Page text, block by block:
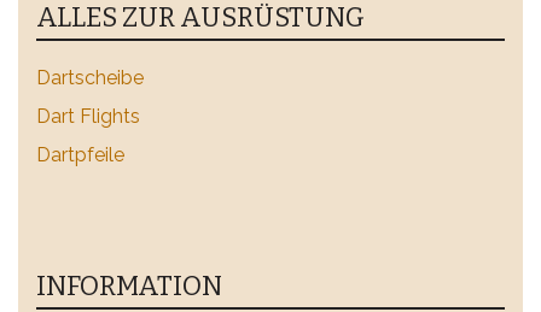
ALLES ZUR AUSRÜSTUNG
Dartscheibe
Dart Flights
Dartpfeile
INFORMATION